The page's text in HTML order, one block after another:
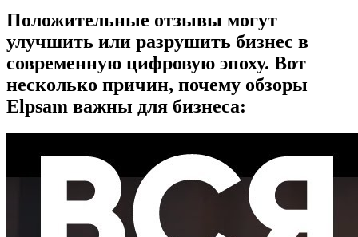
Положительные отзывы могут
улучшить или разрушить бизнес в
современную цифровую эпоху. Вот
несколько причин, почему обзоры
Elpsam важны для бизнеса: